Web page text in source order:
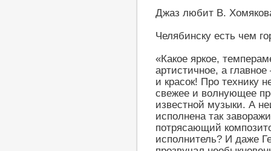
Джаз любит В.
Челябинску есть чем
«Какое яркое,
артистичное, а
и красок! Про технику
свежее и волнующее
известной музыки. А
исполнена так
потрясающий
исполнитель? И даже